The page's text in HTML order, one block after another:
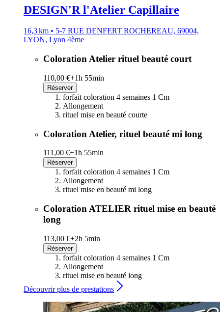
DESIGN'R l'Atelier Capillaire
16,3 km • 5-7 RUE DENFERT ROCHEREAU, 69004,
LYON, Lyon 4ème
Coloration Atelier rituel beauté court
110,00 €+1h 55min
Réserver
forfait coloration 4 semaines 1 Cm
Allongement
rituel mise en beauté courte
Coloration Atelier, rituel beauté mi long
111,00 €+1h 55min
Réserver
forfait coloration 4 semaines 1 Cm
Allongement
rituel mise en beauté mi long
Coloration ATELIER rituel mise en beauté
long
113,00 €+2h 5min
Réserver
forfait coloration 4 semaines 1 Cm
Allongement
rituel mise en beauté long
Découvrir plus de prestations